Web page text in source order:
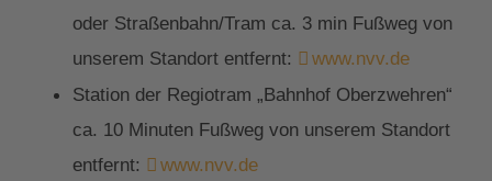
oder Straßenbahn/Tram ca. 3 min Fußweg von
unserem Standort entfernt:
www.nvv.de
Station der Regiotram „Bahnhof Oberzwehren“
ca. 10 Minuten Fußweg von unserem Standort
entfernt:
www.nvv.de